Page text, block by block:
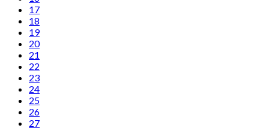
17
18
19
20
21
22
23
24
25
26
27